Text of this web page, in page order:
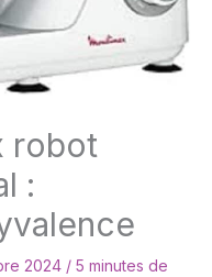
robot
:
2024 / 5 minutes de